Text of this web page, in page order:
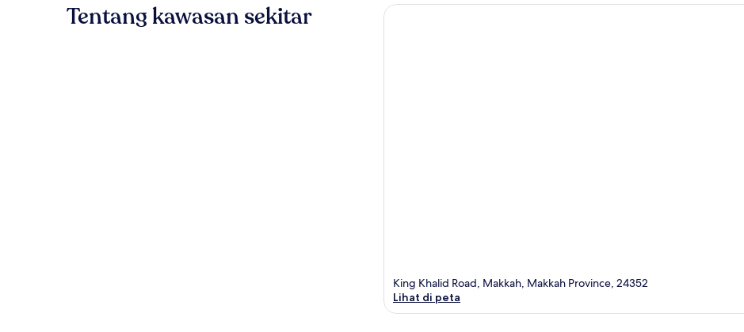
Tentang kawasan sekitar
King Khalid Road, Makkah, Makkah Province, 24352
Lihat di peta